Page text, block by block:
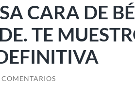
CARA DE
TE
COMENTARIOS